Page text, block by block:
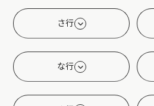
さ行
な行